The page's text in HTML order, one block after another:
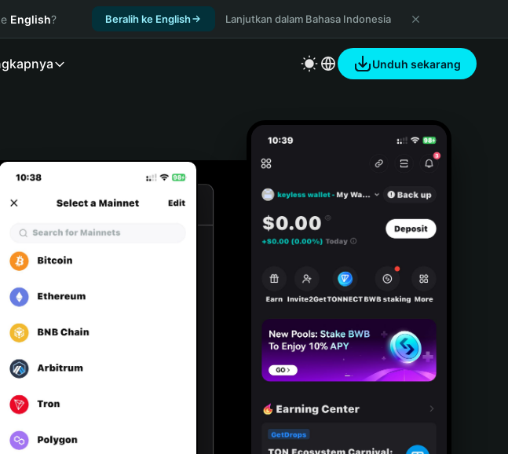
English? Beralih ke English Lanjutkan dalam Bahasa Indonesia
Unduh sekarang